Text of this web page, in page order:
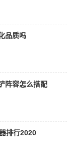
品质吗
阵容怎么搭配
排行2020